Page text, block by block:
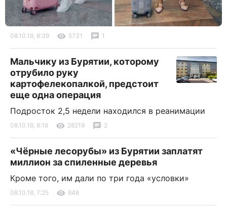
08.10.18, 8:39 5731 1
Мальчику из Бурятии, которому
отрубило руку
картофелекопалкой, предстоит
еще одна операция
Подросток 2,5 недели находился в реанимации
08.10.18, 8:16 28219 2
«Чёрные лесорубы» из Бурятии заплатят
миллион за спиленные деревья
Кроме того, им дали по три года «условки»
08.10.18, 7:25 848